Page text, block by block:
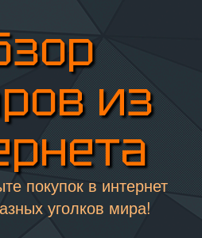
из
покупок в интернет
уголков мира!